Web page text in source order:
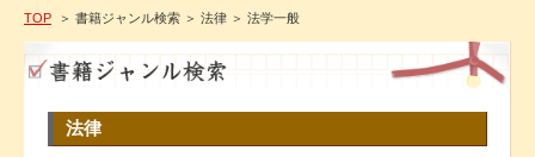
TOP ＞ 書籍ジャンル検索 ＞ 法律 ＞ 法学一般
法律